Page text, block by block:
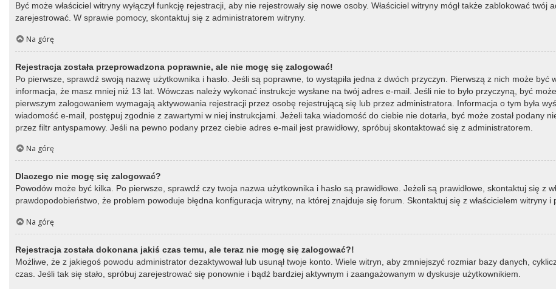
Być może właściciel witryny wyłączył funkcję rejestracji, aby nie rejestrowały się nowe osoby. Właściciel witryny mógł także zablokować
zarejestrować. W sprawie pomocy, skontaktuj się z administratorem witryny.
Na górę
Rejestracja została przeprowadzona poprawnie, ale nie mogę się zalogować!
Po pierwsze, sprawdź swoją nazwę użytkownika i hasło. Jeśli są poprawne, to wystąpiła jedna z dwóch przyczyn. Pierwszą z nich może być
informacja, że masz mniej niż 13 lat. Wówczas należy wykonać instrukcje wysłane na twój adres e-mail. Jeśli nie to było przyczyną, być
pierwszym zalogowaniem wymagają aktywowania rejestracji przez osobę rejestrującą się lub przez administratora. Informacja o tym była
wiadomość e-mail, postępuj zgodnie z zawartymi w niej instrukcjami. Jeżeli taka wiadomość do ciebie nie dotarła, być może został podany
przez filtr antyspamowy. Jeśli na pewno podany przez ciebie adres e-mail jest prawidłowy, spróbuj skontaktować się z administratorem.
Na górę
Dlaczego nie mogę się zalogować?
Powodów może być kilka. Po pierwsze, sprawdź czy twoja nazwa użytkownika i hasło są prawidłowe. Jeżeli są prawidłowe, skontaktuj się z
prawdopodobieństwo, że problem powoduje błędna konfiguracja witryny, na której znajduje się forum. Skontaktuj się z właścicielem witryny
Na górę
Rejestracja została dokonana jakiś czas temu, ale teraz nie mogę się zalogować?!
Możliwe, że z jakiegoś powodu administrator dezaktywował lub usunął twoje konto. Wiele witryn, aby zmniejszyć rozmiar bazy danych,
czas. Jeśli tak się stało, spróbuj zarejestrować się ponownie i bądź bardziej aktywnym i zaangażowanym w dyskusje użytkownikiem.